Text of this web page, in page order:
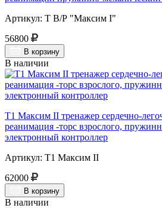
Артикул: Т В/Р "Максим I"
56800
В корзину
В наличии
Т1 Максим II тренажер сердечно-
реанимация -торс взрослого,
электронный контроллер
Артикул: Т1 Максим II
62000
В корзину
В наличии